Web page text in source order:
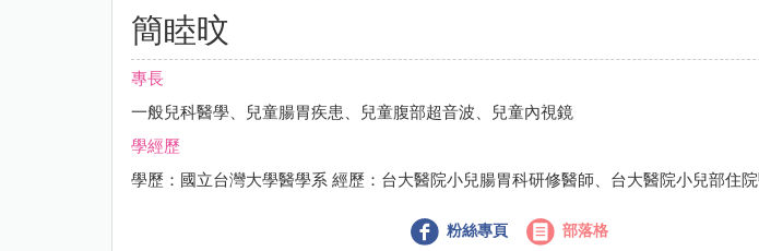
簡睦旼
專長
一般兒科醫學、兒童腸胃疾患、兒童腹部超音波、兒童內視鏡
學經歷
學歷：國立台灣大學醫學系 經歷：台大醫院小兒腸胃科研修醫師、台大醫院小兒部住
粉絲專頁 部落格